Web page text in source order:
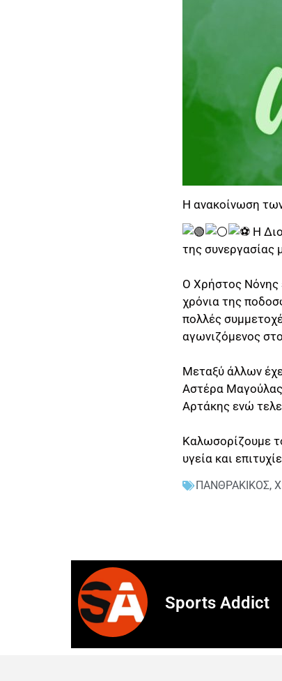
Η ανακοίνωση
Η
της συνεργασίας
Ο Χρήστος Νόνης
χρόνια της
πολλές
αγωνιζόμενος
Μεταξύ άλλων
Αστέρα
Αρτάκης ενώ
Καλωσορίζουμε
υγεία και
ΠΑΝΘΡΑΚΙΚΟΣ,
Sports Addict